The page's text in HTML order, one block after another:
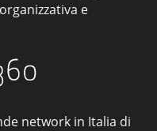
e
network in Italia di